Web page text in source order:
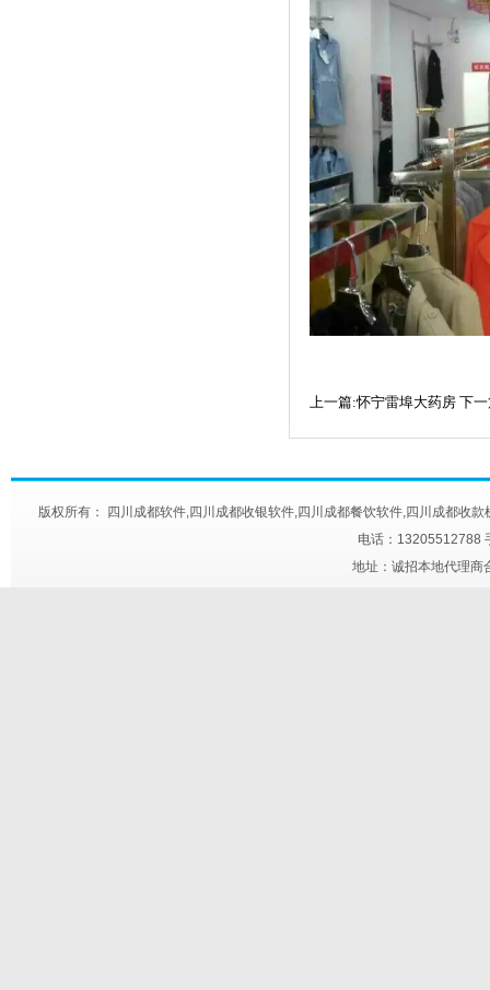
上一篇:怀宁雷埠大药房 下
版权所有： 四川成都软件,四川成都收银软件,四川成都餐饮软件,四川成都收
电话：13205512788
地址：诚招本地代理商